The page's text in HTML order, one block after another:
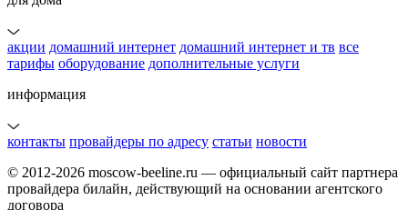
акции домашний интернет домашний интернет и тв все
тарифы оборудование дополнительные услуги
информация
контакты провайдеры по адресу статьи новости
© 2012-2026 moscow-beeline.ru — официальный сайт партнера
провайдера билайн, действующий на основании агентского
договора